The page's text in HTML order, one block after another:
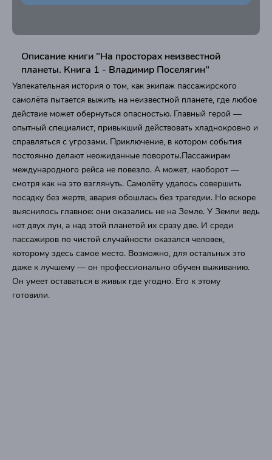
Описание книги "На просторах неизвестной
планеты. Книга 1 - Владимир Поселягин"
Увлекательная история о том, как экипаж пассажирского
самолёта пытается выжить на неизвестной планете, где любое
действие может обернуться опасностью. Главный герой —
опытный специалист, привыкший действовать хладнокровно и
справляться с угрозами. Приключение, в котором события
постоянно делают неожиданные повороты.Пассажирам
международного рейса не повезло. А может, наоборот —
смотря как на это взглянуть. Самолёту удалось совершить
посадку без жертв, авария обошлась без трагедии. Но вскоре
выяснилось главное: они оказались не на Земле. У Земли ведь
нет двух лун, а над этой планетой их сразу две. И среди
пассажиров по чистой случайности оказался человек,
которому здесь самое место. Возможно, для остальных это
даже к лучшему — он профессионально обучен выживанию.
Он умеет оставаться в живых где угодно. Его к этому
готовили.